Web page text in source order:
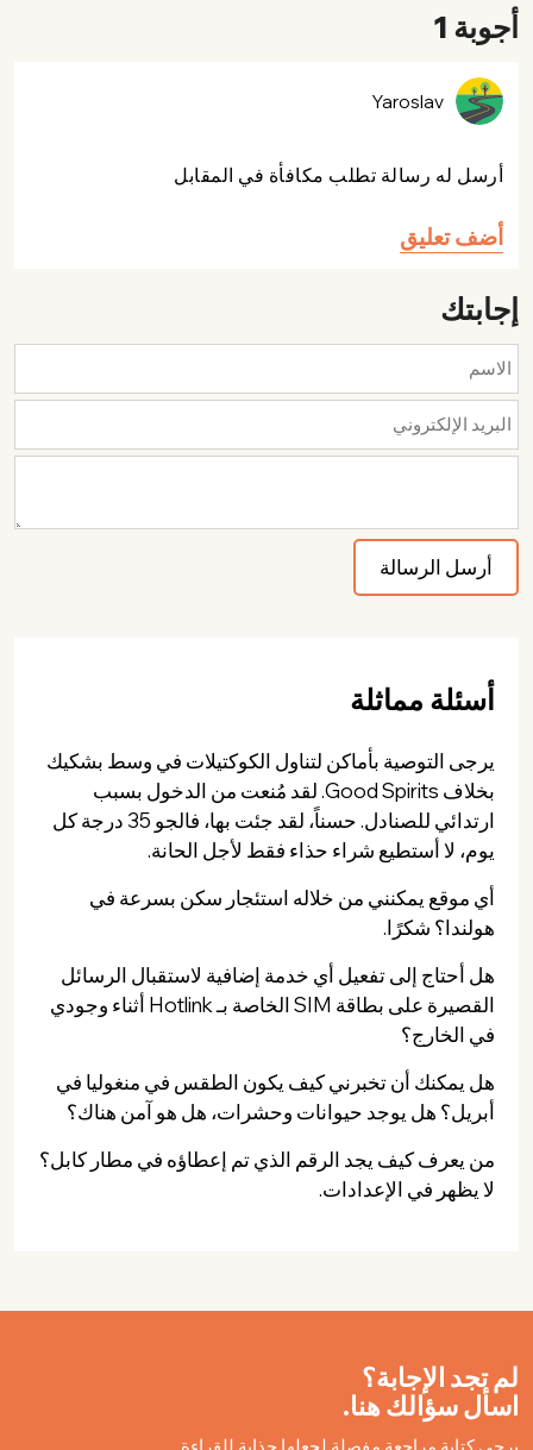
أجوبة 1
Yaroslav
أرسل له رسالة تطلب مكافأة في المقابل
أضف تعليق
إجابتك
أسئلة مماثلة
يرجى التوصية بأماكن لتناول الكوكتيلات في وسط بشكيك
بخلاف Good Spirits. لقد مُنعت من الدخول بسبب
ارتدائي للصنادل. حسناً، لقد جئت بها، فالجو 35 درجة كل
يوم، لا أستطيع شراء حذاء فقط لأجل الحانة.
أي موقع يمكنني من خلاله استئجار سكن بسرعة في
هولندا؟ شكرًا.
هل أحتاج إلى تفعيل أي خدمة إضافية لاستقبال الرسائل
القصيرة على بطاقة SIM الخاصة بـ Hotlink أثناء وجودي
في الخارج؟
هل يمكنك أن تخبرني كيف يكون الطقس في منغوليا في
أبريل؟ هل يوجد حيوانات وحشرات، هل هو آمن هناك؟
من يعرف كيف يجد الرقم الذي تم إعطاؤه في مطار كابل؟
لا يظهر في الإعدادات.
لم تجد الإجابة؟
اسأل سؤالك هنا.